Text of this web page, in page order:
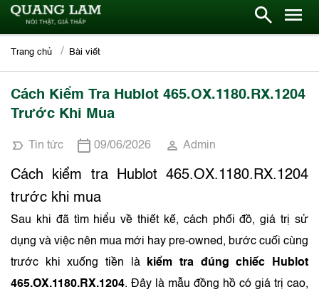
Trang chủ Bài viết
Cách Kiểm Tra Hublot 465.OX.1180.RX.1204
Trước Khi Mua
Tin tức 09/06/2026 Admin
Cách kiểm tra Hublot 465.OX.1180.RX.1204
trước khi mua
Sau khi đã tìm hiểu về thiết kế, cách phối đồ, giá trị sử
dụng và việc nên mua mới hay pre-owned, bước cuối cùng
trước khi xuống tiền là
kiểm tra đúng chiếc Hublot
465.OX.1180.RX.1204. Đây là mẫu đồng hồ có giá trị cao,